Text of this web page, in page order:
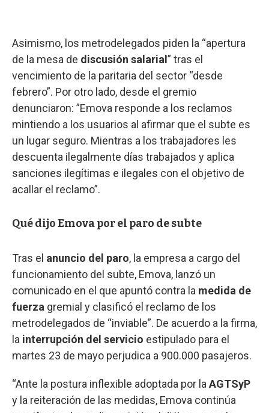
Asimismo, los metrodelegados piden la “apertura
de la mesa de discusión salarial ” tras el
vencimiento de la paritaria del sector “desde
febrero”. Por otro lado, desde el gremio
denunciaron: ”Emova responde a los reclamos
mintiendo a los usuarios al afirmar que el subte es
un lugar seguro. Mientras a los trabajadores les
descuenta ilegalmente días trabajados y aplica
sanciones ilegítimas e ilegales con el objetivo de
acallar el reclamo”.
Qué dijo Emova por el paro de subte
Tras el anuncio del paro, la empresa a cargo del
funcionamiento del subte, Emova, lanzó un
comunicado en el que apuntó contra la medida de
fuerza gremial y clasificó el reclamo de los
metrodelegados de “inviable”. De acuerdo a la firma,
la interrupción del servicio estipulado para el
martes 23 de mayo perjudica a 900.000 pasajeros.
“Ante la postura inflexible adoptada por la AGTSyP
y la reiteración de las medidas, Emova continúa